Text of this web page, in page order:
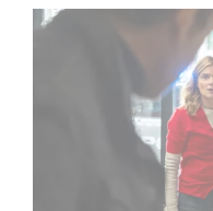
Une nouvelle comédie
Garcia en 2027 !